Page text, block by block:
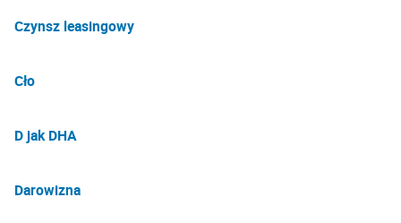
Czynsz leasingowy
Cło
D jak DHA
Darowizna